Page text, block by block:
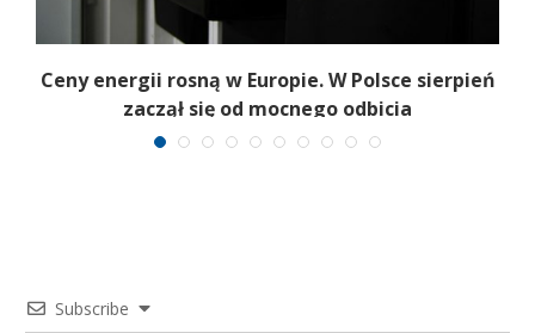
Ceny energii rosną w Europie. W Polsce sierpień
zaczął się od mocnego odbicia
Subscribe